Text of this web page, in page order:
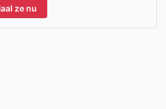
ze nu